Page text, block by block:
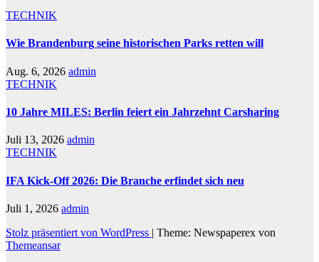
TECHNIK
Wie Brandenburg seine historischen Parks retten will
Aug. 6, 2026 admin
TECHNIK
10 Jahre MILES: Berlin feiert ein Jahrzehnt Carsharing
Juli 13, 2026 admin
TECHNIK
IFA Kick-Off 2026: Die Branche erfindet sich neu
Juli 1, 2026 admin
Stolz präsentiert von WordPress | Theme: Newspaperex von
Themeansar